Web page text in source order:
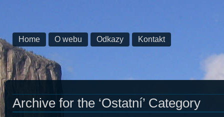
Home O webu Odkazy Kontakt
Archive for the ‘Ostatní’ Category